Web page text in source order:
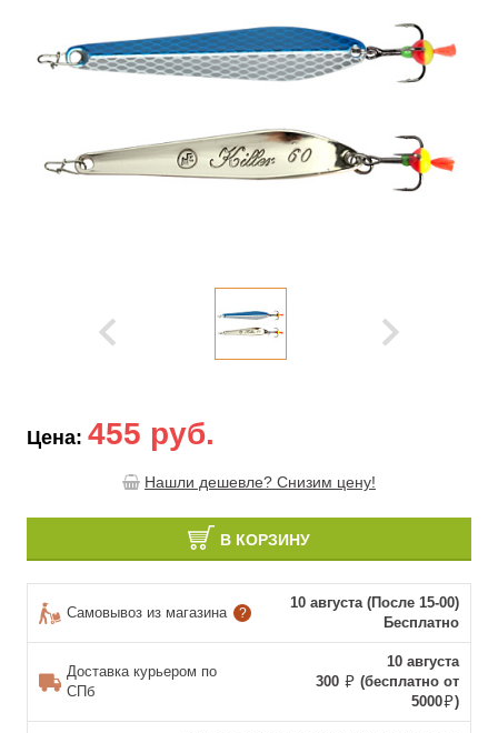
Цена: 455 руб.
Нашли дешевле? Снизим цену!
В КОРЗИНУ
Самовывоз из магазина ?
10 августа (После 15-00)
Бесплатно
Доставка курьером по
СПб
10 августа
300
(бесплатно от
5000
)